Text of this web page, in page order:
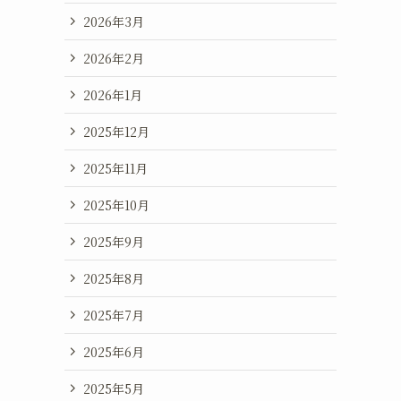
2026年3月
2026年2月
2026年1月
2025年12月
2025年11月
2025年10月
2025年9月
2025年8月
2025年7月
2025年6月
2025年5月